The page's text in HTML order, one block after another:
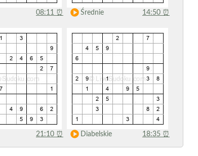
08:11 ⏰ Średnie 14:50 ⏰
21:10 ⏰ Diabelskie 18:35 ⏰